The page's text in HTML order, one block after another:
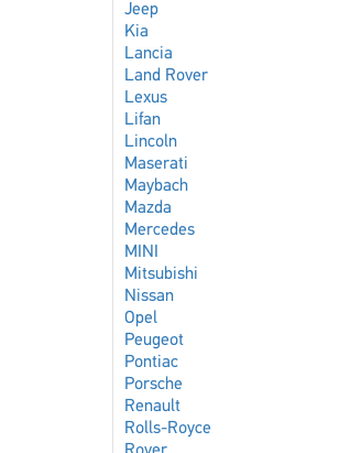
Jeep
Kia
Lancia
Land Rover
Lexus
Lifan
Lincoln
Maserati
Maybach
Mazda
Mercedes
MINI
Mitsubishi
Nissan
Opel
Peugeot
Pontiac
Porsche
Renault
Rolls-Royce